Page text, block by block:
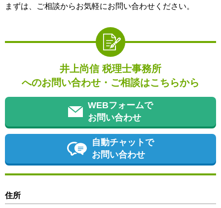
まずは、ご相談からお気軽にお問い合わせください。
井上尚信 税理士事務所
へのお問い合わせ・ご相談はこちらから
WEBフォームで
お問い合わせ
自動チャットで
お問い合わせ
住所